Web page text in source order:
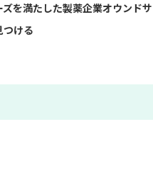
ズを満たした製薬企業オウンド
つける